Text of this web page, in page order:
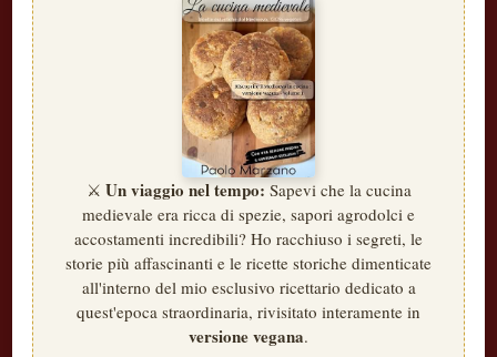
⚔️ Un viaggio nel tempo: Sapevi che la cucina
medievale era ricca di spezie, sapori agrodolci e
accostamenti incredibili? Ho racchiuso i segreti, le
storie più affascinanti e le ricette storiche dimenticate
all'interno del mio esclusivo ricettario dedicato a
quest'epoca straordinaria, rivisitato interamente in
versione vegana.